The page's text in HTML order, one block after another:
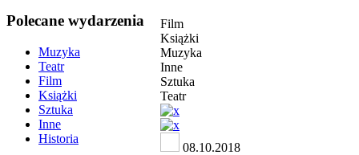
Polecane wydarzenia
Muzyka
Teatr
Film
Książki
Sztuka
Inne
Historia
Film
Książki
Muzyka
Inne
Sztuka
Teatr
08.10.2018